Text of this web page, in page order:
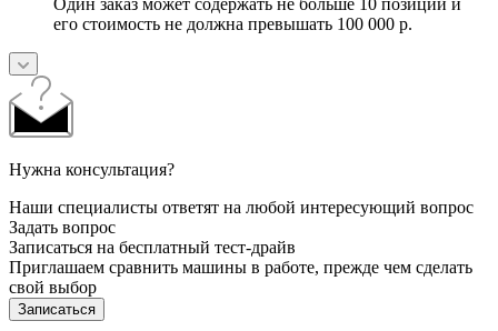
его стоимость не должна превышать 100 000 р.
Нужна консультация?
Наши специалисты ответят на любой интересующий вопрос
Задать вопрос
Записаться на бесплатный тест-драйв
Приглашаем сравнить машины в работе, прежде чем сделать
свой выбор
Записаться